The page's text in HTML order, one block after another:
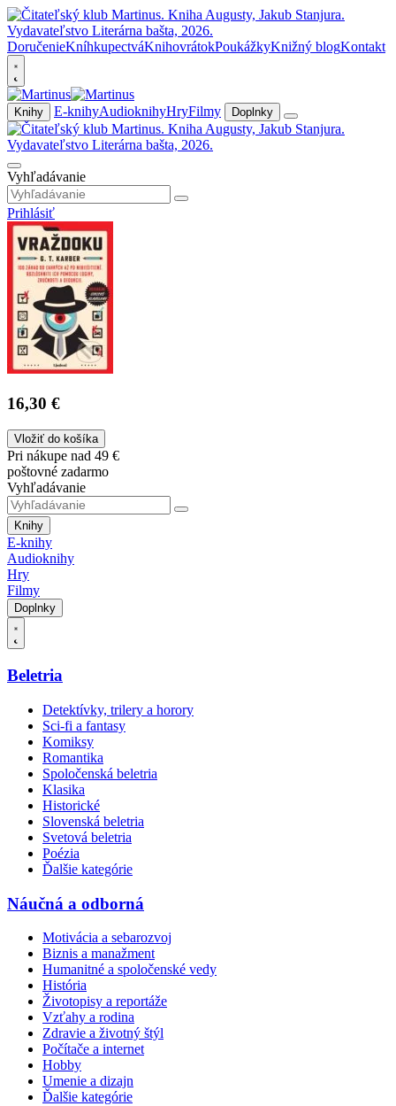
DoručenieKníhkupectváKnihovrátokPoukážkyKnižný blogKontakt
Knihy E-knihyAudioknihyHryFilmy Doplnky
Vyhľadávanie
Prihlásiť
16,30 €
Vložiť do košíka
Pri nákupe nad 49 €
poštovné zadarmo
Vyhľadávanie
Knihy
E-knihy
Audioknihy
Hry
Filmy
Doplnky
Beletria
Detektívky, trilery a horory
Sci-fi a fantasy
Komiksy
Romantika
Spoločenská beletria
Klasika
Historické
Slovenská beletria
Svetová beletria
Poézia
Ďalšie kategórie
Náučná a odborná
Motivácia a sebarozvoj
Biznis a manažment
Humanitné a spoločenské vedy
História
Životopisy a reportáže
Vzťahy a rodina
Zdravie a životný štýl
Počítače a internet
Hobby
Umenie a dizajn
Ďalšie kategórie